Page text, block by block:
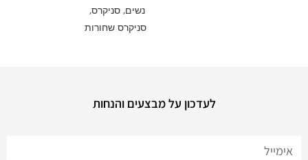
נשים,סניקרס,
סניקרס שחורות
לעדכון על מבצעים והנחות